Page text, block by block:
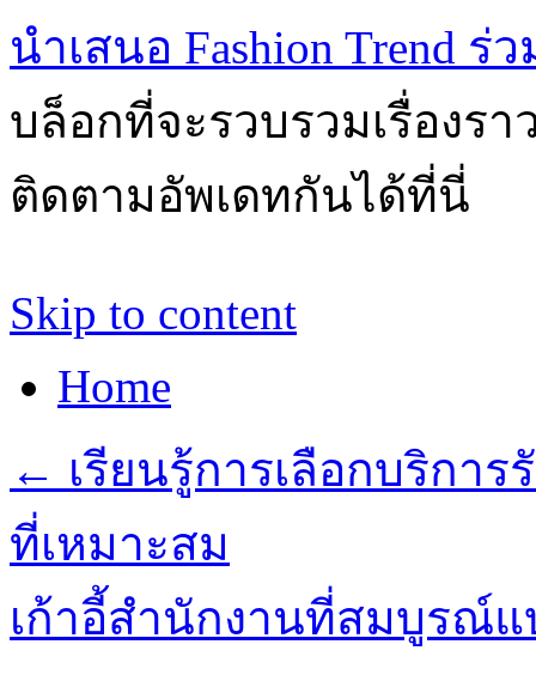
นำเสนอ Fashion Trend
บล็อกที่จะรวบรวมเรื่องร
ติดตามอัพเดทกันได้ที่นี่
Skip to content
Home
← เรียนรู้การเลือกบริกา
ที่เหมาะสม
เก้าอี้สำนักงานที่สมบูรณ์